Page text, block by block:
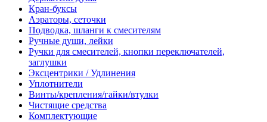
Кран-буксы
Аэраторы, сеточки
Подводка, шланги к смесителям
Ручные души, лейки
Ручки для смесителей, кнопки переключателей,
заглушки
Эксцентрики / Удлинения
Уплотнители
Винты/крепления/гайки/втулки
Чистящие средства
Комплектующие